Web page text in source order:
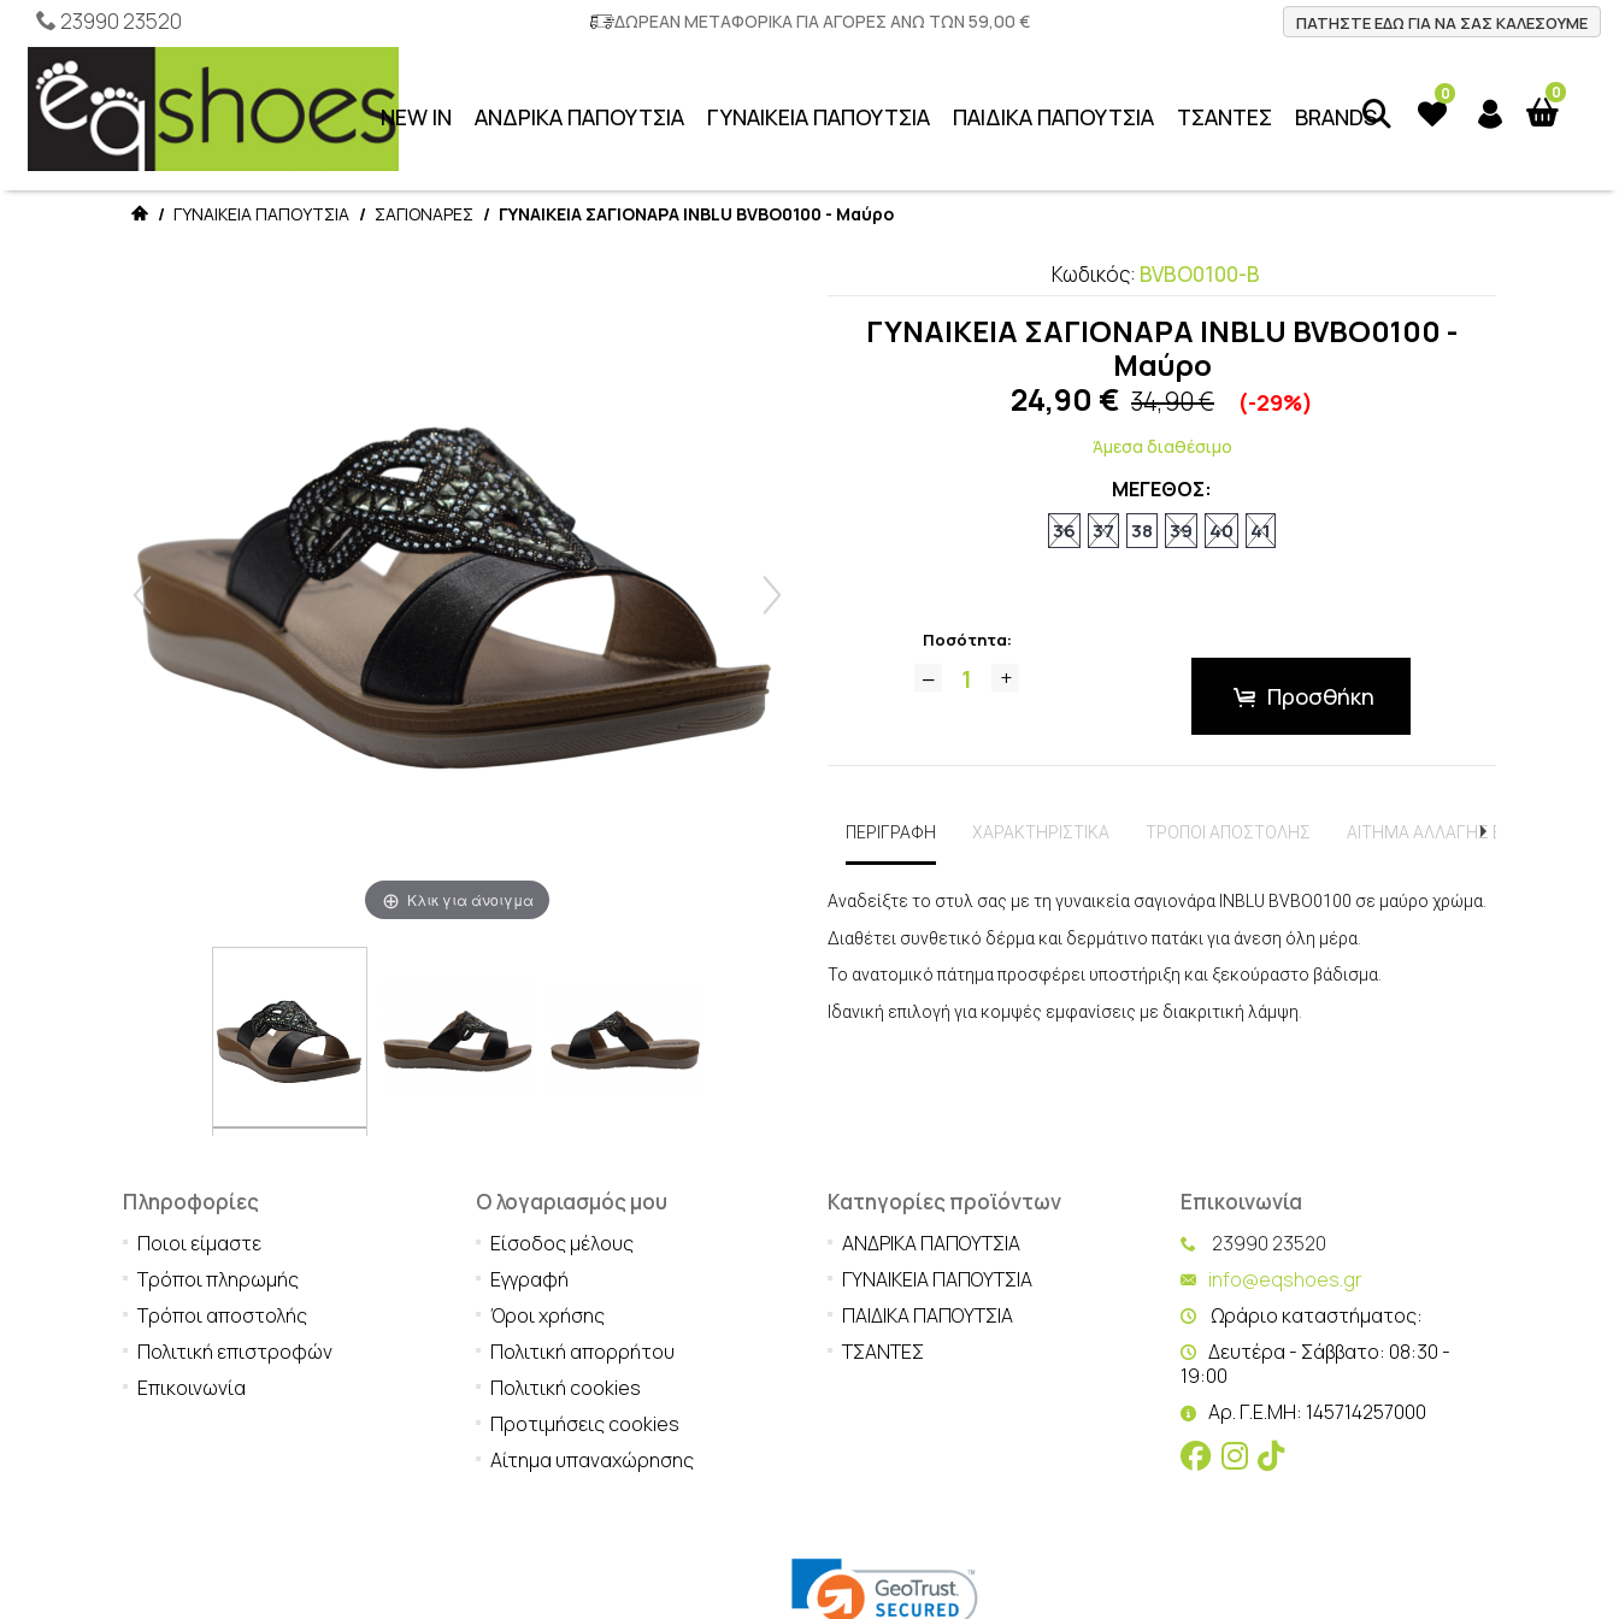
23990 23520 ΔΩΡΕΑΝ ΜΕΤΑΦΟΡΙΚΑ ΓΙΑ ΑΓΟΡΕΣ ΑΝΩ ΤΩΝ 59,00 € ΠΑΤΗΣΤΕ ΕΔΩ ΓΙΑ ΝΑ ΣΑΣ ΚΑΛΕΣΟΥΜΕ
0
0
NEW IN ΑΝΔΡΙΚΑ ΠΑΠΟΥΤΣΙΑ ΓΥΝΑΙΚΕΙΑ ΠΑΠΟΥΤΣΙΑ ΠΑΙΔΙΚΑ ΠΑΠΟΥΤΣΙΑ ΤΣΑΝΤΕΣ BRANDS
/ ΓΥΝΑΙΚΕΙΑ ΠΑΠΟΥΤΣΙΑ / ΣΑΓΙΟΝΑΡΕΣ / ΓΥΝΑΙΚΕΙΑ ΣΑΓΙΟΝΑΡΑ INBLU BVBO0100 - Μαύρο
Κλικ για άνοιγμα
Κωδικός: BVBO0100-B
ΓΥΝΑΙΚΕΙΑ ΣΑΓΙΟΝΑΡΑ INBLU BVBO0100 -
Μαύρο
24,90 € 34,90 € (-29%)
Άμεσα διαθέσιμο
ΜΕΓΕΘΟΣ:
36 37 38 39 40 41
Ποσότητα:
Προσθήκη
ΠΕΡΙΓΡΑΦΗ ΧΑΡΑΚΤΗΡΙΣΤΙΚΑ ΤΡΟΠΟΙ ΑΠΟΣΤΟΛΗΣ ΑΙΤΗΜΑ ΑΛΛΑΓΗΣ ΕΠΙΣΤΡΟΦΗΣ
Αναδείξτε το στυλ σας με τη γυναικεία σαγιονάρα INBLU BVBO0100 σε μαύρο χρώμα.
Διαθέτει συνθετικό δέρμα και δερμάτινο πατάκι για άνεση όλη μέρα.
Το ανατομικό πάτημα προσφέρει υποστήριξη και ξεκούραστο βάδισμα.
Ιδανική επιλογή για κομψές εμφανίσεις με διακριτική λάμψη.
Πληροφορίες
Ποιοι είμαστε
Τρόποι πληρωμής
Τρόποι αποστολής
Πολιτική επιστροφών
Επικοινωνία
Ο λογαριασμός μου
Είσοδος μέλους
Εγγραφή
Όροι χρήσης
Πολιτική απορρήτου
Πολιτική cookies
Προτιμήσεις cookies
Αίτημα υπαναχώρησης
Κατηγορίες προϊόντων
ΑΝΔΡΙΚΑ ΠΑΠΟΥΤΣΙΑ
ΓΥΝΑΙΚΕΙΑ ΠΑΠΟΥΤΣΙΑ
ΠΑΙΔΙΚΑ ΠΑΠΟΥΤΣΙΑ
ΤΣΑΝΤΕΣ
Επικοινωνία
23990 23520
info@eqshoes.gr
Ωράριο καταστήματος:
Δευτέρα - Σάββατο: 08:30 -
19:00
Αρ. Γ.Ε.ΜΗ: 145714257000